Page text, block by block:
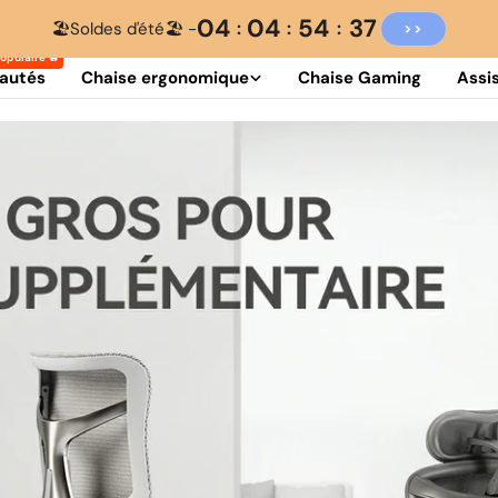
🏖️Soldes d'été🏖️ -04 04 54 35 >>
Chaise ergonomique Chaise Gaming